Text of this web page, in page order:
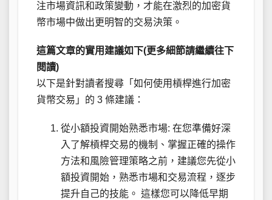
注市場資訊和政策變動，才能在激烈的加密貨
幣市場中做出更明智的交易決策。
這篇文章的實用建議如下(更多細節請繼續往下
閱讀)
以下是針對讀者搜尋「如何使用槓桿進行加密
貨幣交易」的 3 條建議：
從小額投資開始熟悉市場: 在您準備好深
入了解槓桿交易的機制、掌握正確的操作
方法和風險管理策略之前，建議您先從小
額投資開始，熟悉市場和交易流程，逐步
提升自己的技能。 這樣您可以降低早期